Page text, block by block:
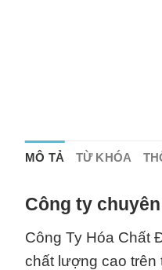
MÔ TẢ TỪ KHÓA
Công ty
Công Ty Hóa Chất
chất lượng cao trên